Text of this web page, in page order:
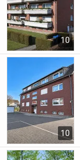
10
10